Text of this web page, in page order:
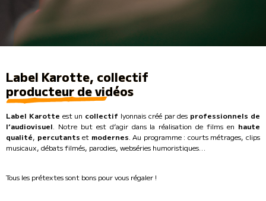
Label Karotte, collectif
producteur de vidéos
Label Karotte est un collectif lyonnais créé par des professionnels de
l’audiovisuel . Notre but est d’agir dans la réalisation de films en haute
qualité, percutants et modernes . Au programme : courts métrages, clips
musicaux, débats filmés, parodies, webséries humoristiques…
Tous les prétextes sont bons pour vous régaler !